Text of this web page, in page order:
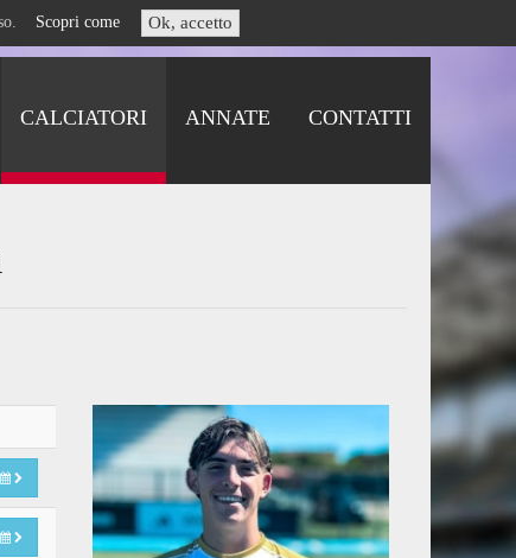
Scopri come Ok, accetto
CALCIATORI ANNATE CONTATTI